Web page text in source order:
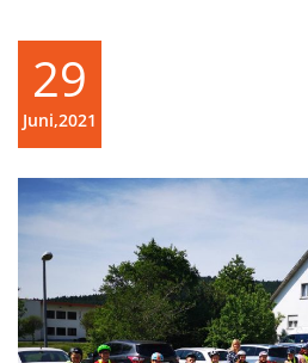
29
Juni,2021